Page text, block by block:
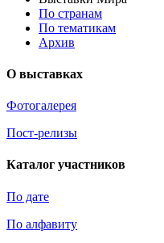
По странам
По тематикам
Архив
О выставках
Фотогалерея
Пост-релизы
Каталог участников
По дате
По алфавиту